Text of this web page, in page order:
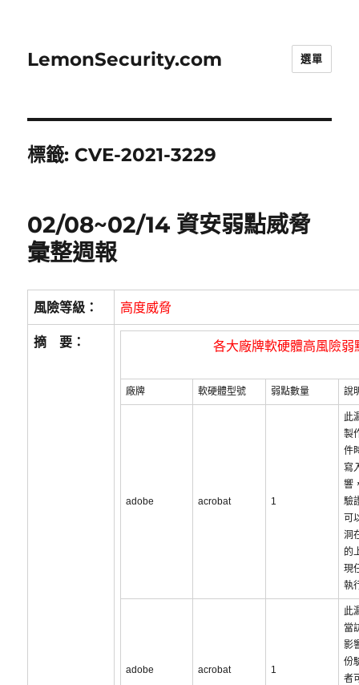
LemonSecurity.com 選單
標籤: CVE-2021-3229
02/08~02/14 資安弱點威脅
彙整週報
風險等級： 高度威脅
摘 要： 各大廠牌軟硬體高風險弱
廠牌 軟硬體型號 弱點數量 說
adobe acrobat 1
此
製
件
寫
響
驗
可
洞
的
現
執
adobe acrobat 1
此
當
影
份
者